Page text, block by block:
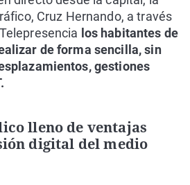
Cruz Hernando, a través
los habitantes de
de forma sencilla, sin
gestiones
lleno de ventajas
digital del medio